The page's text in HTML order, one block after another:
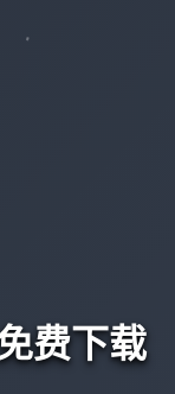
费下载